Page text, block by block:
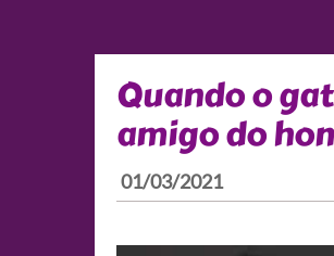
Quando o
amigo do
01/03/2021